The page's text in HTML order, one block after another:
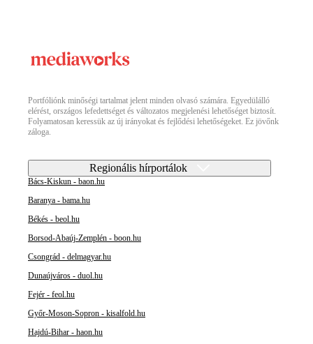
Portfóliónk minőségi tartalmat jelent minden olvasó számára. Egyedülálló
elérést, országos lefedettséget és változatos megjelenési lehetőséget biztosít.
Folyamatosan keressük az új irányokat és fejlődési lehetőségeket. Ez jövőnk
záloga.
Regionális hírportálok
Bács-Kiskun - baon.hu
Baranya - bama.hu
Békés - beol.hu
Borsod-Abaúj-Zemplén - boon.hu
Csongrád - delmagyar.hu
Dunaújváros - duol.hu
Fejér - feol.hu
Győr-Moson-Sopron - kisalfold.hu
Hajdú-Bihar - haon.hu